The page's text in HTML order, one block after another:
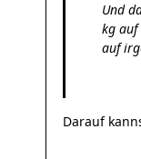
Und
kg auf
auf
Darauf